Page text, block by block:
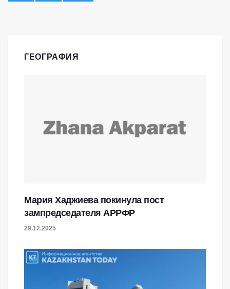
ГЕОГРАФИЯ
Мария Хаджиева покинула пост
зампредседателя АРРФР
29.12.2025